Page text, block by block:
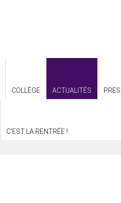
COLLÈGE ACTUALITÉS
C'EST LA RENTRÉE !